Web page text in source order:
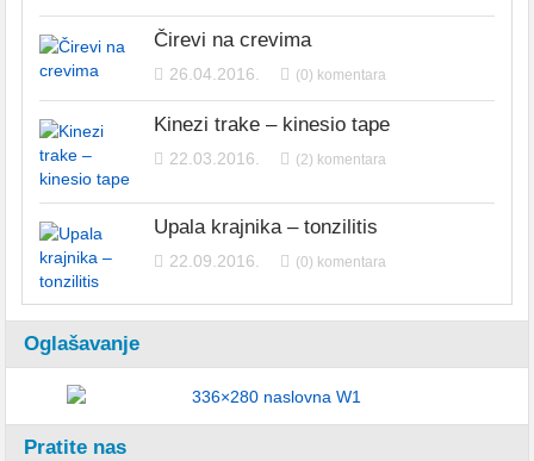
Čirevi na crevima
26.04.2016. (0) komentara
Kinezi trake – kinesio tape
22.03.2016. (2) komentara
Upala krajnika – tonzilitis
22.09.2016. (0) komentara
Oglašavanje
Pratite nas